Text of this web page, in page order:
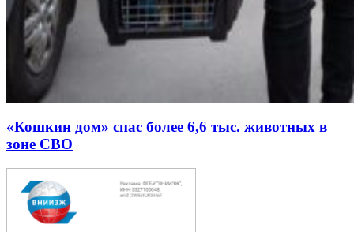
«Кошкин дом» спас более 6,6 тыс. животных в
зоне СВО